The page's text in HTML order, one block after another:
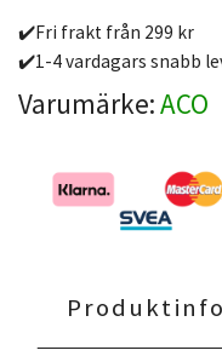
✔️Fri frakt från 299 kr
✔️1-4 vardagars snabb
Varumärke:ACO